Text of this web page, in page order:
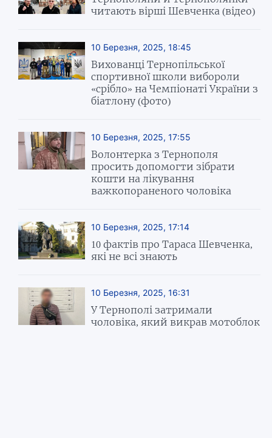
читають вірші Шевченка (відео)
10 Березня, 2025, 18:45
Вихованці Тернопільської
спортивної школи вибороли
«срібло» на Чемпіонаті України з
біатлону (фото)
10 Березня, 2025, 17:55
Волонтерка з Тернополя
просить допомогти зібрати
кошти на лікування
важкопораненого чоловіка
10 Березня, 2025, 17:14
10 фактів про Тараса Шевченка,
які не всі знають
10 Березня, 2025, 16:31
У Тернополі затримали
чоловіка, який викрав мотоблок